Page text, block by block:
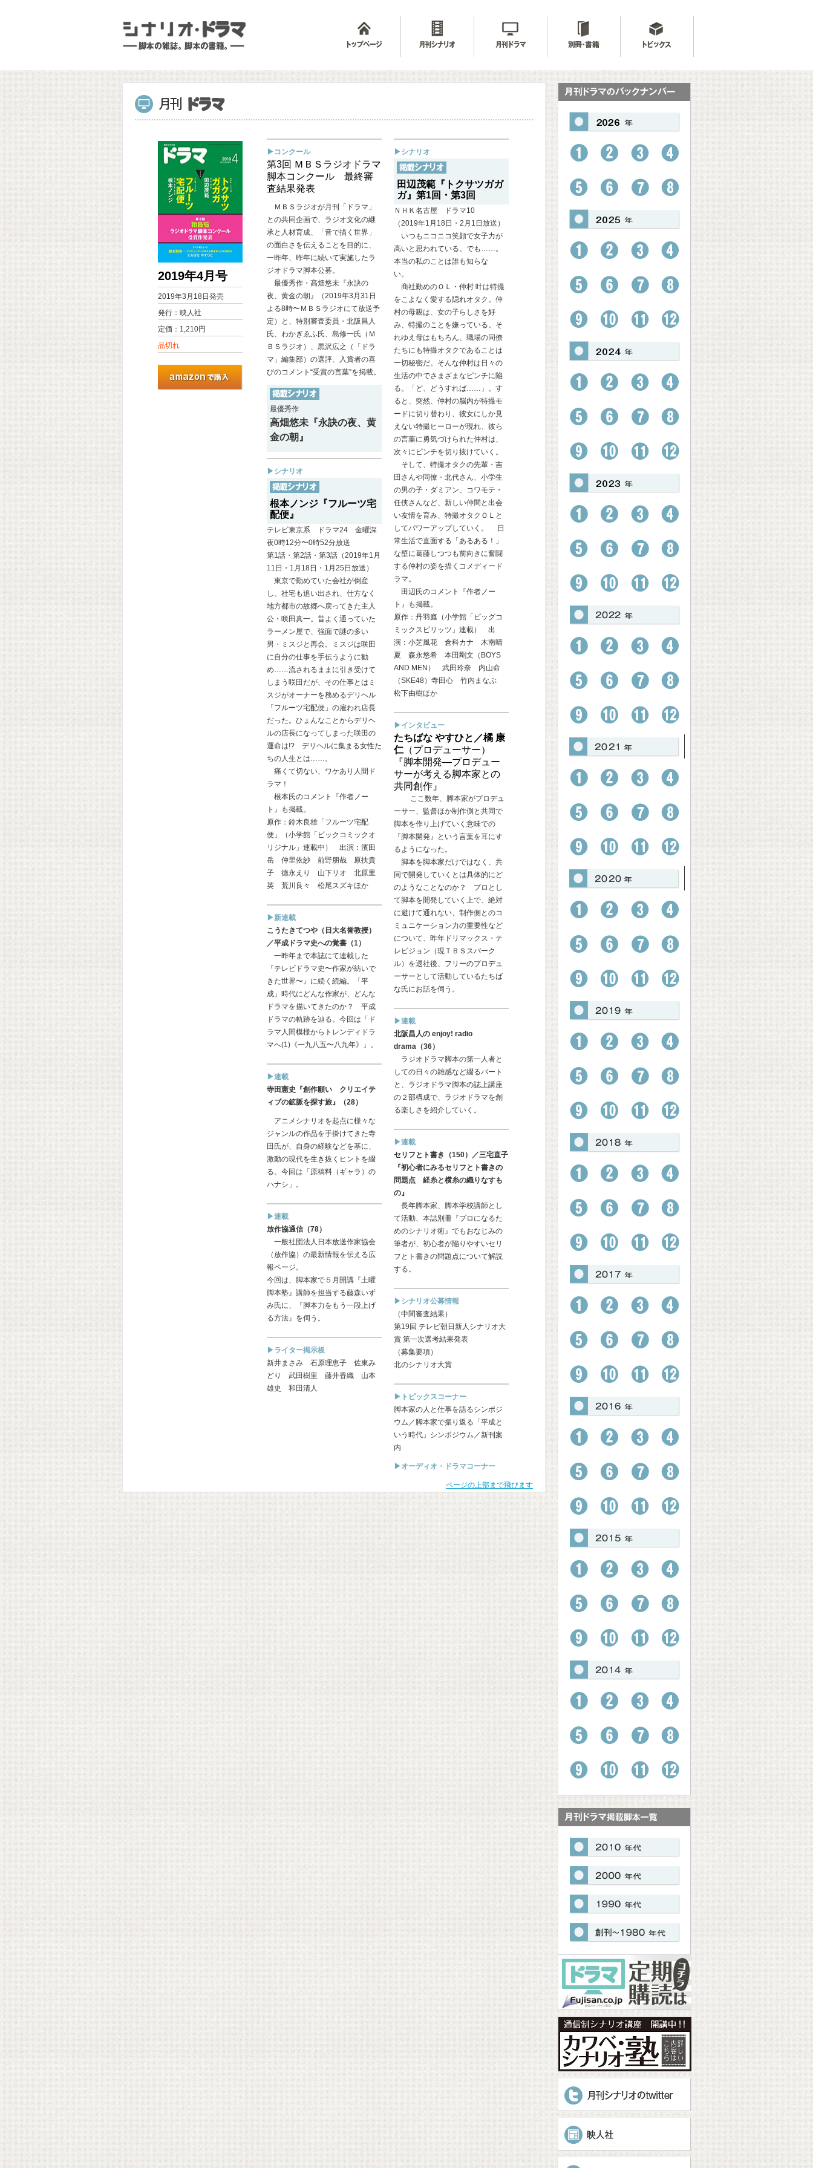
▶コンクール
第3回 ＭＢＳラジオドラマ
脚本コンクール 最終審
査結果発表
ＭＢＳラジオが月刊「ドラマ」
との共同企画で、ラジオ文化の継
承と人材育成、「音で描く世界」
の面白さを伝えることを目的に、
一昨年、昨年に続いて実施したラ
ジオドラマ脚本公募。
最優秀作・高畑悠未『永訣の
夜、黄金の朝』（2019年3月31日
よる8時〜ＭＢＳラジオにて放送予
定）と、特別審査委員・北阪昌人
氏、わかぎゑふ氏、島修一氏（Ｍ
ＢＳラジオ）、黒沢広之（「ドラ
マ」編集部）の選評、入賞者の喜
びのコメント“受賞の言葉”を掲載。
最優秀作
高畑悠未『永訣の夜、黄
金の朝』
▶シナリオ
田辺茂範『トクサツガガ
ガ』第1回・第3回
ＮＨＫ名古屋 ドラマ10
（2019年1月18日・2月1日放送）
いつもニコニコ笑顔で女子力が
高いと思われている。でも……。
本当の私のことは誰も知らな
い。
商社勤めのＯＬ・仲村 叶は特撮
をこよなく愛する隠れオタク。仲
村の母親は、女の子らしさを好
み、特撮のことを嫌っている。そ
れゆえ母はもちろん、職場の同僚
たちにも特撮オタクであることは
一切秘密だ。そんな仲村は日々の
生活の中でさまざまなピンチに陥
る。「ど、どうすれば……」。す
ると、突然、仲村の脳内が特撮モ
ードに切り替わり、彼女にしか見
えない特撮ヒーローが現れ、彼ら
の言葉に勇気づけられた仲村は、
次々にピンチを切り抜けていく。
そして、特撮オタクの先輩・吉
田さんや同僚・北代さん、小学生
の男の子・ダミアン、コワモテ・
任侠さんなど、新しい仲間と出会
い友情を育み、特撮オタクＯＬと
してパワーアップしていく。 日
常生活で直面する「あるある！」
な壁に葛藤しつつも前向きに奮闘
する仲村の姿を描くコメディード
ラマ。
田辺氏のコメント『作者ノー
ト』も掲載。
原作：丹羽庭（小学館「ビッグコ
ミックスピリッツ」連載） 出
演：小芝風花 倉科カナ 木南晴
夏 森永悠希 本田剛文（BOYS
AND MEN） 武田玲奈 内山命
（SKE48）寺田心 竹内まなぶ
松下由樹ほか
▶シナリオ
根本ノンジ『フルーツ宅
配便』
テレビ東京系 ドラマ24 金曜深
夜0時12分〜0時52分放送
第1話・第2話・第3話（2019年1月
11日・1月18日・1月25日放送）
東京で勤めていた会社が倒産
し、社宅も追い出され、仕方なく
地方都市の故郷へ戻ってきた主人
公・咲田真一。昔よく通っていた
ラーメン屋で、強面で謎の多い
男・ミスジと再会。ミスジは咲田
に自分の仕事を手伝うように勧
め……流されるままに引き受けて
しまう咲田だが、その仕事とはミ
スジがオーナーを務めるデリヘル
「フルーツ宅配便」の雇われ店長
だった。ひょんなことからデリヘ
ルの店長になってしまった咲田の
運命は!? デリヘルに集まる女性た
ちの人生とは……。
痛くて切ない、ワケあり人間ド
ラマ！
根本氏のコメント『作者ノー
ト』も掲載。
原作：鈴木良雄「フルーツ宅配
便」（小学館「ビックコミックオ
リジナル」連載中） 出演：濱田
岳 仲里依紗 前野朋哉 原扶貴
子 徳永えり 山下リオ 北原里
英 荒川良々 松尾スズキほか
▶インタビュー
たちばな やすひと／橘 康
仁 （プロデューサー）
『脚本開発—プロデュー
サーが考える脚本家との
共同創作』
ここ数年、脚本家がプロデュ
ーサー、監督ほか制作側と共同で
脚本を作り上げていく意味での
『脚本開発』という言葉を耳にす
るようになった。
脚本を脚本家だけではなく、共
同で開発していくとは具体的にど
のようなことなのか？ プロとし
て脚本を開発していく上で、絶対
に避けて通れない、制作側とのコ
ミュニケーション力の重要性など
について、昨年ドリマックス・テ
レビジョン（現ＴＢＳスパーク
ル）を退社後、フリーのプロデュ
ーサーとして活動しているたちば
な氏にお話を伺う。
▶新連載
こうたきてつや（日大名誉教授）
／平成ドラマ史への覚書（1）
一昨年まで本誌にて連載した
『テレビドラマ史〜作家が紡いで
きた世界〜』に続く続編。「平
成」時代にどんな作家が、どんな
ドラマを描いてきたのか？ 平成
ドラマの軌跡を辿る。今回は「ド
ラマ人間模様からトレンディドラ
マへ(1)《一九八五〜八九年》」。
▶連載
北阪昌人の enjoy! radio
drama（36）
ラジオドラマ脚本の第一人者と
しての日々の雑感など綴るパート
と、ラジオドラマ脚本の誌上講座
の２部構成で、ラジオドラマを創
る楽しさを紹介していく。
▶連載
寺田憲史『創作願い クリエイテ
ィブの鉱脈を探す旅』（28）
アニメシナリオを起点に様々な
ジャンルの作品を手掛けてきた寺
田氏が、自身の経験などを基に、
激動の現代を生き抜くヒントを綴
る。今回は「原稿料（ギャラ）の
ハナシ」。
▶連載
セリフとト書き（150）／三宅直子
『初心者にみるセリフとト書きの
問題点 経糸と横糸の織りなすも
の』
長年脚本家、脚本学校講師とし
て活動、本誌別冊『プロになるた
めのシナリオ術』でもおなじみの
筆者が、初心者が陥りやすいセリ
フとト書きの問題点について解説
する。
▶連載
放作協通信（78）
一般社団法人日本放送作家協会
（放作協）の最新情報を伝える広
報ページ。
今回は、脚本家で５月開講『土曜
脚本塾』講師を担当する藤森いず
み氏に、『脚本力をもう一段上げ
る方法』を伺う。
▶シナリオ公募情報
（中間審査結果）
第19回 テレビ朝日新人シナリオ大
賞 第一次選考結果発表
（募集要項）
北のシナリオ大賞
▶ライター掲示板
新井まさみ 石原理恵子 佐東み
どり 武田樹里 藤井香織 山本
雄史 和田清人
▶トピックスコーナー
脚本家の人と仕事を語るシンポジ
ウム／脚本家で振り返る「平成と
いう時代」シンポジウム／新刊案
内
▶オーディオ・ドラマコーナー
2019年4月号
2019年3月18日発売
発行：映人社
定価：1,210円
品切れ
ページの上部まで飛びます